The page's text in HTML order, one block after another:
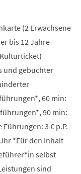
(2 Erwachsene
bis 12 Jahre
und gebuchter
60 min:
90 min:
3 € p.P.
*Für den Inhalt
selbst
sind